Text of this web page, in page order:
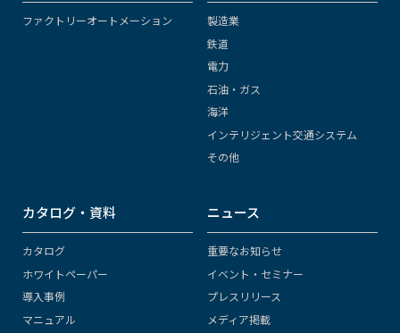
ファクトリーオートメーション
製造業
鉄道
電力
石油・ガス
海洋
インテリジェント交通システム
その他
カタログ・資料
カタログ
ホワイトペーパー
導入事例
マニュアル
ニュース
重要なお知らせ
イベント・セミナー
プレスリリース
メディア掲載